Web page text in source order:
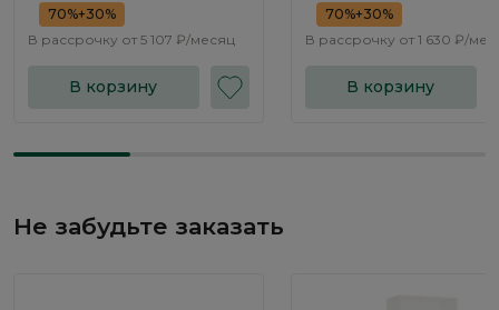
70%+30%
В рассрочку от 5 107 ₽/месяц
В корзину
70%+30%
В рассрочку от 1 630 ₽/
В корзину
Не забудьте заказать